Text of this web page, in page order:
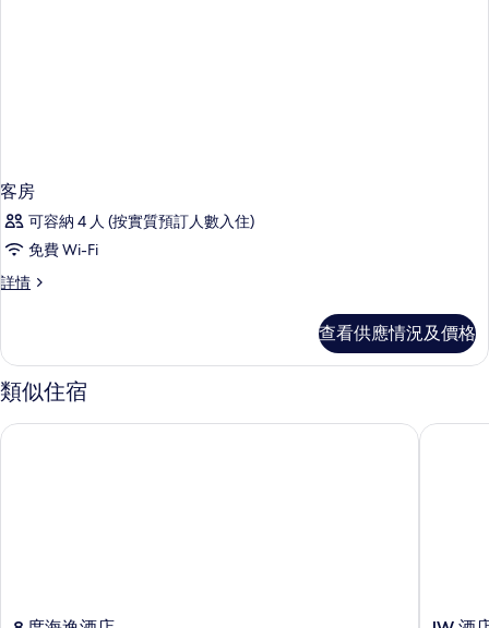
客房
可容納 4 人 (按實質預訂人數入住)
免費 Wi-Fi
詳情
客
查看供應情況及價格
類似住宿
8 度海逸酒店 IW 酒店